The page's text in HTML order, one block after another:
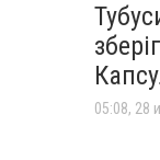
05:08, 28